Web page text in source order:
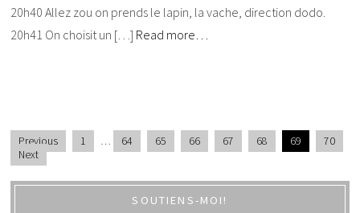
20h40 Allez zou on prends le lapin, la vache, direction dodo.
20h41 On choisit un […] Read more…
Previous 1 … 64 65 66 67 68 69
70
Next
SOUTIENS-MOI!